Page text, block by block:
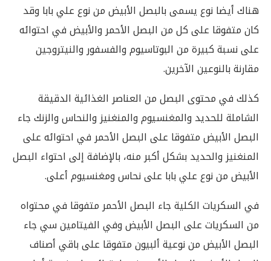
هناك أيضا نوع يسمى بالبصل الأبيض من نوع علي بابا وقد
كان متفوقا على كل من البصل الأحمر والأبيض في احتوائه
على نسبة كبيرة من البوتاسيوم والفسفور والنيتروجين
مقارنة بالنوعين الآخرين.
كذلك في محتوى البصل من العناصر الغذائية الدقيقة
الشاملة للحديد والمغنسيوم والمنغنيز والنحاس والزنك جاء
البصل الأبيض متفوقا على البصل الأحمر في احتوائه على
المنغنيز والحديد بشكل أكبر منه، بالإضافة إلى احتواء البصل
الأبيض من نوع علي بابا على نحاس ومغنسيوم أعلى.
في السكريات الكلية جاء البصل الأحمر متفوقا في محتواه
من السكريات على البصل الأبيض وفي الفيتامين سي جاء
البصل الأبيض من نوعية ألبيون متفوقا على باقي أصناف